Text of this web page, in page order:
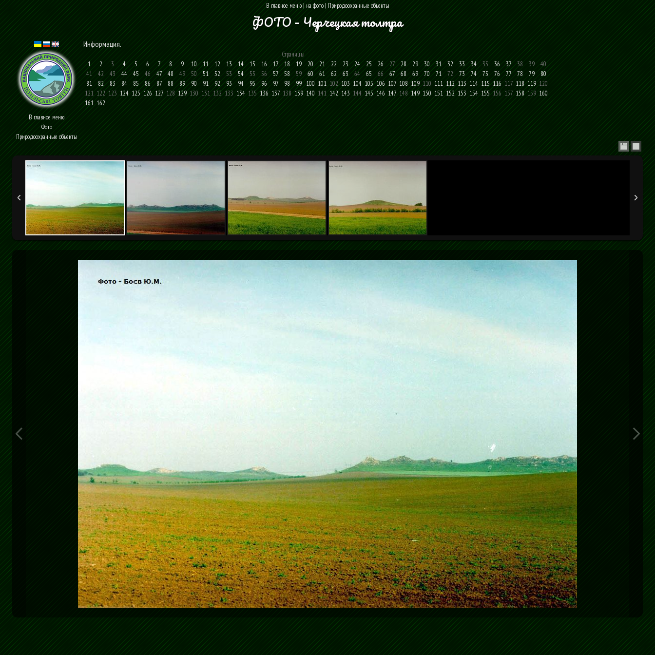
В главное меню|на фото|Природоохранные объекты
ФОТО – Черчецкая толтра
В главное меню
Фото
Природоохранные объекты
Информация.
Страницы
1
2 3 4 5 6 7 8 9 10 11 12 13 14 15 16 17 18 19 20 21 22 23 24 25 26 27 28 29 30 31 32 33 34 35 36 37 38 39 40
41 42 43 44 45 46 47 48 49 50 51 52 53 54 55 56 57 58 59 60 61 62 63 64 65 66 67 68 69 70 71 72 73 74 75 76 77 78 79
80
81
82 83 84 85 86 87 88 89 90 91 92 93 94 95 96 97 98 99 100 101102103 104 105 106 107 108 109110111 112 113 114 115 116117118 119120
121122123124 125 126 127128129130131132133134135136 137138139 140141142 143144145 146 147148149 150 151 152 153 154 155156157158159160
161 162